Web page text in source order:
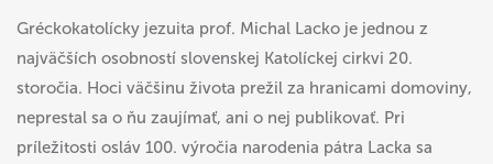
Gréckokatolícky jezuita prof. Michal Lacko je jednou z
najväčších osobností slovenskej Katolíckej cirkvi 20.
storočia. Hoci väčšinu života prežil za hranicami domoviny,
neprestal sa o ňu zaujímať, ani o nej publikovať. Pri
príležitosti osláv 100. výročia narodenia pátra Lacka sa